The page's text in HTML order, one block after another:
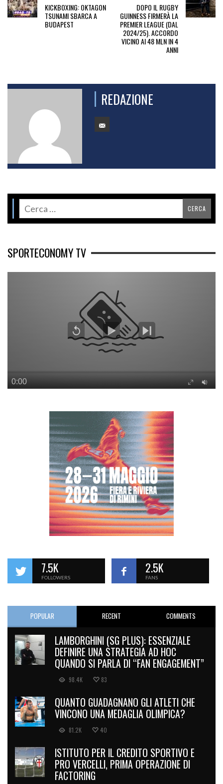
KICKBOXING: OKTAGON
TSUNAMI SBARCA A
BUDAPEST
DOPO IL RUGBY
GUINNESS FIRMERÀ LA
PREMIER LEAGUE (DAL
2024/25). ACCORDO
VICINO AI 48 MLN IN 4
ANNI
REDAZIONE
SPORTECONOMY TV
7.5K
FOLLOWERS
2.5K
FANS
POPULAR RECENT COMMENTS
LAMBORGHINI (SG PLUS): ESSENZIALE
DEFINIRE UNA STRATEGIA AD HOC
QUANDO SI PARLA DI “FAN ENGAGEMENT”
98.4K 83
QUANTO GUADAGNANO GLI ATLETI CHE
VINCONO UNA MEDAGLIA OLIMPICA?
81.2K 40
ISTITUTO PER IL CREDITO SPORTIVO E
PRO VERCELLI, PRIMA OPERAZIONE DI
FACTORING